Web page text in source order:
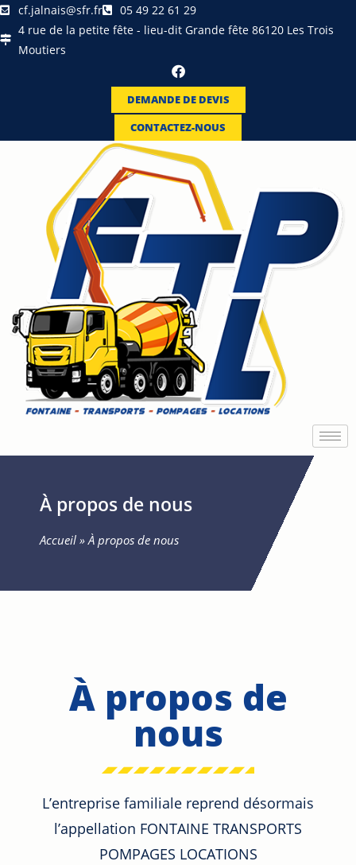
cf.jalnais@sfr.fr
05 49 22 61 29
4 rue de la petite fête - lieu-dit Grande fête 86120 Les Trois
Moutiers
DEMANDE DE DEVIS
CONTACTEZ-NOUS
À propos de nous
Accueil »À propos de nous
À propos de
nous
L’entreprise familiale reprend désormais
l’appellation FONTAINE TRANSPORTS
POMPAGES LOCATIONS